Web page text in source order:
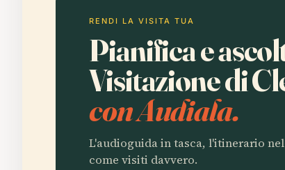
RENDI LA VISITA TUA
Pianifica e
Visitazione di
con Audiala.
L'audioguida in tasca, l'itinerario
come visiti davvero.